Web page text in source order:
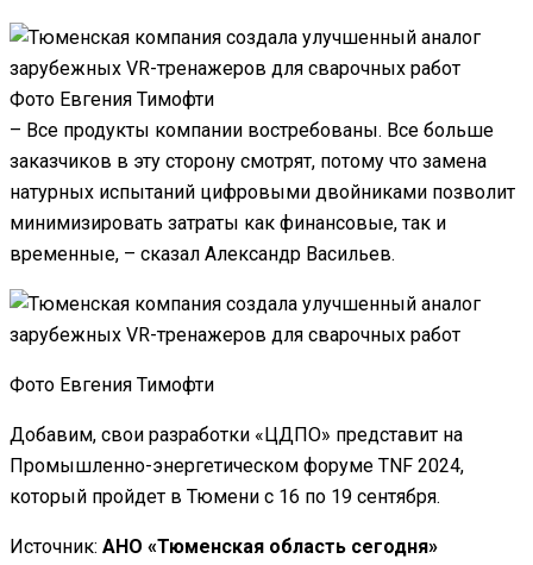
Фото Евгения Тимофти
– Все продукты компании востребованы. Все больше
заказчиков в эту сторону смотрят, потому что замена
натурных испытаний цифровыми двойниками позволит
минимизировать затраты как финансовые, так и
временные, – сказал Александр Васильев.
Фото Евгения Тимофти
Добавим, свои разработки «ЦДПО» представит на
Промышленно-энергетическом форуме TNF 2024,
который пройдет в Тюмени с 16 по 19 сентября.
Источник: АНО «Тюменская область сегодня»